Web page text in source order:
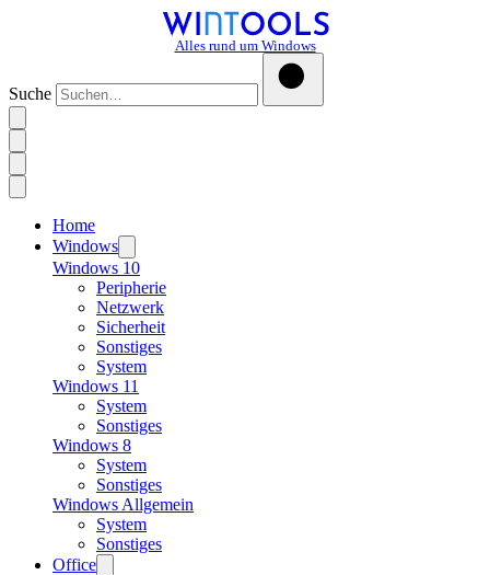
Alles rund um Windows
Suche
Home
Windows
Windows 10
Peripherie
Netzwerk
Sicherheit
Sonstiges
System
Windows 11
System
Sonstiges
Windows 8
System
Sonstiges
Windows Allgemein
System
Sonstiges
Office